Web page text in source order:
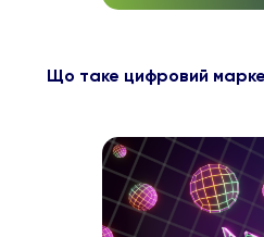
Що таке цифровий